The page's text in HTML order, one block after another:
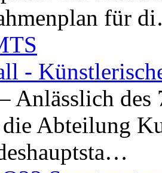
für
-
Anlässlich
Abteilung